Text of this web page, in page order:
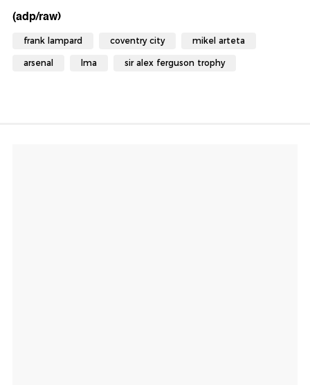
(adp/raw)
frank lampard coventry city mikel arteta
arsenal lma sir alex ferguson trophy